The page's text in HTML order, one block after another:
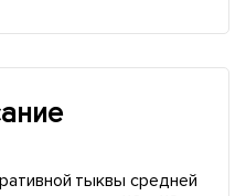
тыквы средней